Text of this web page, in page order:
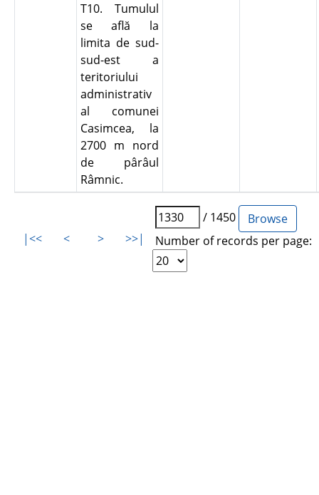
T10. Tumulul
se află la
limita de sud-
sud-est a
teritoriului
administrativ
al comunei
Casimcea, la
2700 m nord
de pârâul
Râmnic.
|<< < > >>|
/ 1450
Number of records per page: